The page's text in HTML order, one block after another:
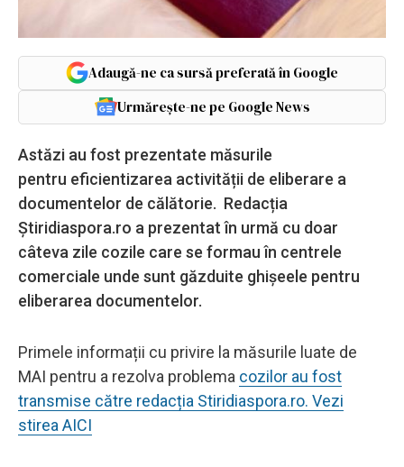
Adaugă-ne ca sursă preferată în Google
Urmărește-ne pe Google News
Astăzi au fost prezentate măsurile
pentru eficientizarea activității de eliberare a
documentelor de călătorie. Redacția
Știridiaspora.ro a prezentat în urmă cu doar
câteva zile cozile care se formau în centrele
comerciale unde sunt găzduite ghișeele pentru
eliberarea documentelor.
Primele informații cu privire la măsurile luate de
MAI pentru a rezolva problema cozilor au fost
transmise către redacția Stiridiaspora.ro. Vezi
stirea AICI